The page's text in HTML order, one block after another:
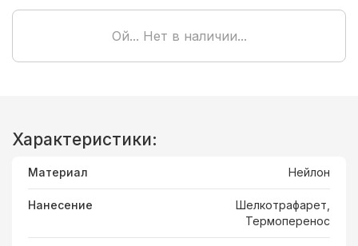
Ой... Нет в наличии...
Характеристики:
Материал Нейлон
Нанесение
Шелкотрафарет,
Термоперенос